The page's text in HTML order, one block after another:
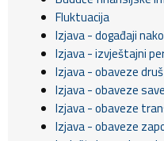
Fluktuacija
Izjava - događaji
Izjava - izvještajni
Izjava - obaveze
Izjava - obaveze
Izjava - obaveze
Izjava - obaveze